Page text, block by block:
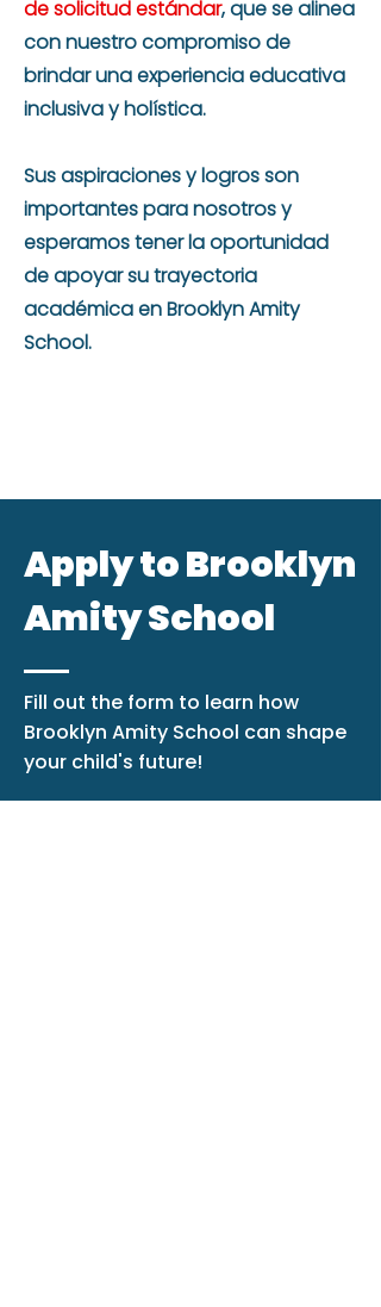
de solicitud estándar, que se alinea
con nuestro compromiso de
brindar una experiencia educativa
inclusiva y holística.
Sus aspiraciones y logros son
importantes para nosotros y
esperamos tener la oportunidad
de apoyar su trayectoria
académica en Brooklyn Amity
School.
Apply to Brooklyn
Amity School
Fill out the form to learn how
Brooklyn Amity School can shape
your child's future!